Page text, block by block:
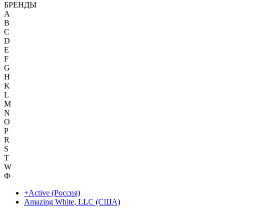
БРЕНДЫ
A
B
C
D
E
F
G
H
K
L
M
N
O
P
R
S
T
W
Ф
+Active (Россия)
Amazing White, LLC (США)